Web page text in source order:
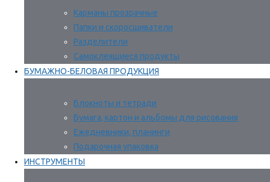
Карманы прозрачные
Папки и скоросшиватели
Разделители
Самоклеящиеся продукты
БУМАЖНО-БЕЛОВАЯ ПРОДУКЦИЯ
Блокноты и тетради
Бумага, картон и альбомы для рисования
Ежедневники, планинги
Подарочная упаковка
ИНСТРУМЕНТЫ